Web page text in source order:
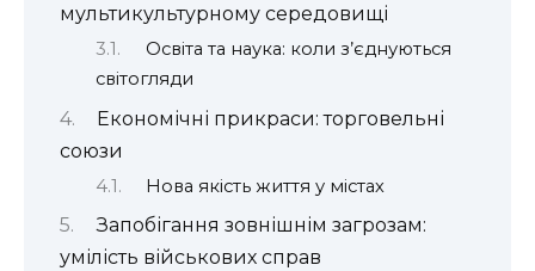
мультикультурному середовищі
Освіта та наука: коли з’єднуються
світогляди
Економічні прикраси: торговельні
союзи
Нова якість життя у містах
Запобігання зовнішнім загрозам:
умілість військових справ